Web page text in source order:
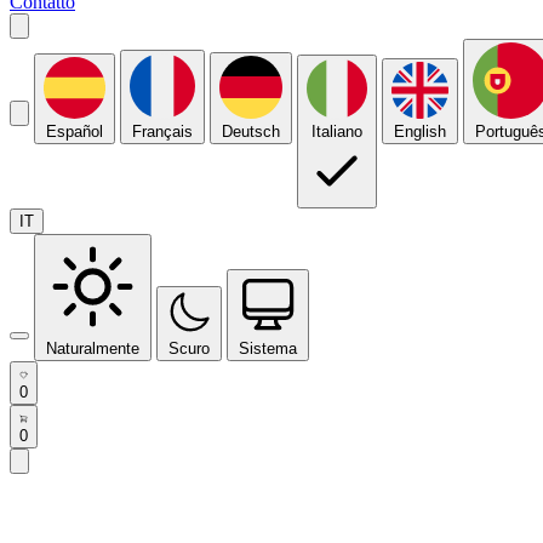
Español Français Deutsch Italiano English
IT
Naturalmente Scuro Sistema
0
0